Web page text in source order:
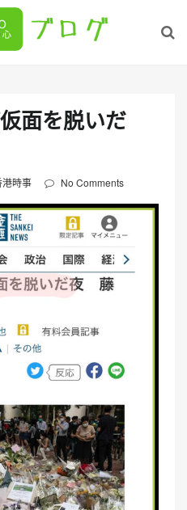
面を脱いだ
港時事 No Comments